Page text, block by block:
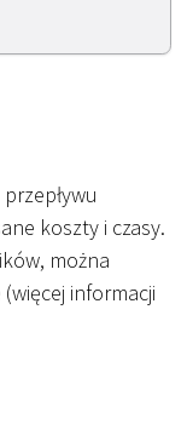
koszty i czasy.
można
informacji